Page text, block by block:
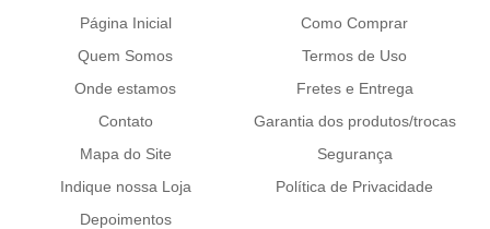
Página Inicial
Quem Somos
Onde estamos
Contato
Mapa do Site
Indique nossa Loja
Depoimentos
Como Comprar
Termos de Uso
Fretes e Entrega
Garantia dos produtos/trocas
Segurança
Política de Privacidade